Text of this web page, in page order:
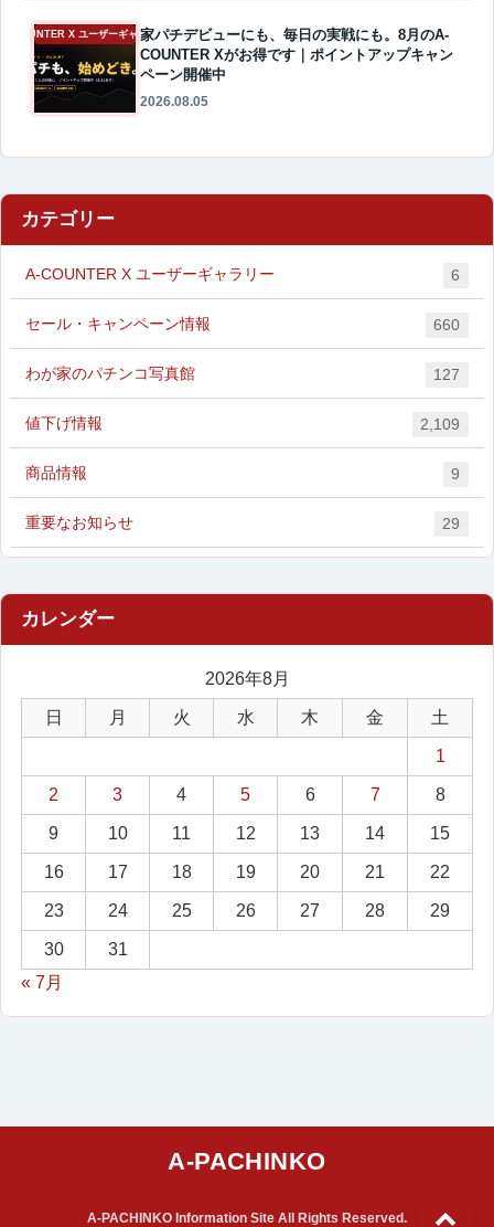
A-COUNTER X ユーザーギャラリー家パチデビューにも、毎日の実戦にも。8月のA-
COUNTER Xがお得です｜ポイントアップキャン
ペーン開催中
2026.08.05
カテゴリー
A-COUNTER X ユーザーギャラリー 6
セール・キャンペーン情報 660
わが家のパチンコ写真館 127
値下げ情報 2,109
商品情報 9
重要なお知らせ 29
2026年8月
日 月 火 水 木 金 土
1
2 3 4 5 6 7 8
9 10 11 12 13 14 15
16 17 18 19 20 21 22
23 24 25 26 27 28 29
30
31
« 7月
A-PACHINKO Information Site All Rights Reserved.